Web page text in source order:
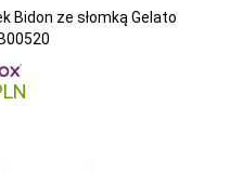
Bidon ze słomką Gelato